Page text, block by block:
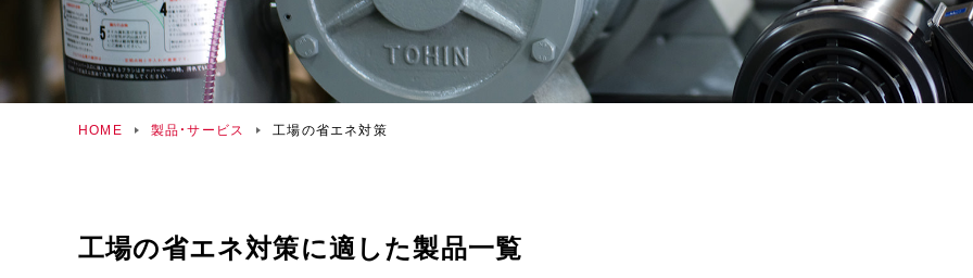
HOME 製品・サービス 工場の省エネ対策
工場の省エネ対策に適した製品一覧